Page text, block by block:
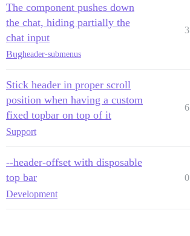
The component pushes down
the chat, hiding partially the
chat input
Bugheader-submenus
3
Stick header in proper scroll
position when having a custom
fixed topbar on top of it
Support
6
--header-offset with disposable
top bar
Development
0